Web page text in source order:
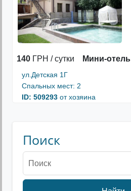
140 ГРН / сутки Мини-отель
ул.Детская 1Г
Спальных мест: 2
ID: 509293 от хозяина
Поиск